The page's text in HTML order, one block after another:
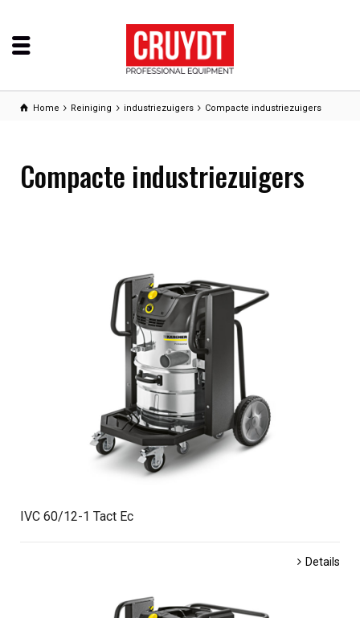
Home Reiniging industriezuigers Compacte industriezuigers
Compacte industriezuigers
IVC 60/12-1 Tact Ec
Details